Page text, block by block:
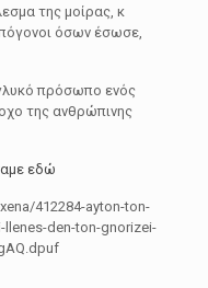
της μοίρας, κ
όσων έσωσε,
πρόσωπο ενός
της ανθρώπινης
εδώ
412284-ayton-ton-
den-ton-gnorizei-